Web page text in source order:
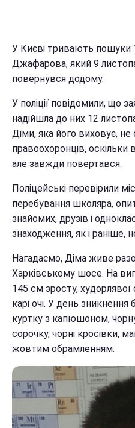
У Києві тривають пошуки
Джафарова, який 9
повернувся додому.
У поліції повідомили, що
надійшла до них 12
Діми, яка його виховує,
правоохоронців, оскільки
але завжди повертався.
Поліцейські перевірили
перебування школяра,
знайомих, друзів і
знаходження, як і раніше,
Нагадаємо, Діма живе
Харківському шосе. На
145 см зросту,
карі очі. У день
куртку з капюшоном,
сорочку, чорні кросівки,
жовтим обрамленням.